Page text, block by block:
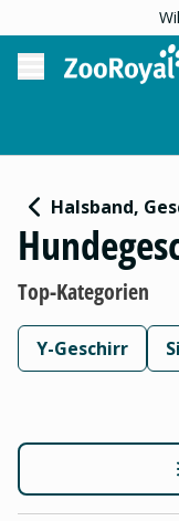
Halsband,
Top-Kategorien
Y-Geschirr